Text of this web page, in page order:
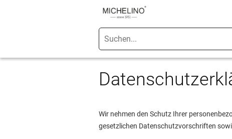
Wir nehmen den Schutz Ihrer
gesetzlichen Datenschutzvorschriften